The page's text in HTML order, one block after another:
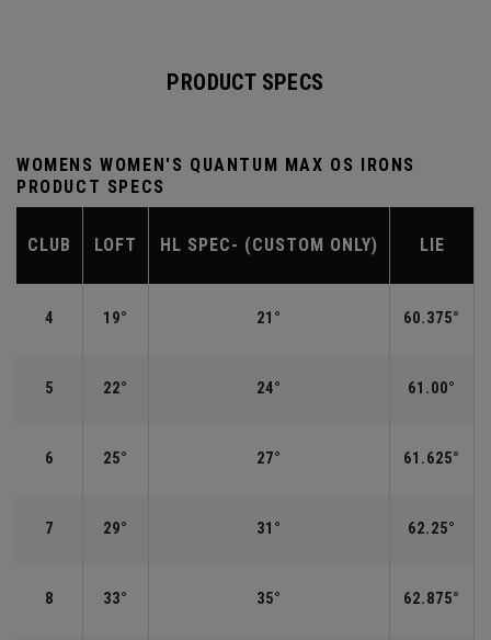
PRODUCT SPECS
WOMENS WOMEN'S QUANTUM MAX OS IRONS
PRODUCT SPECS
CLUB LOFT HL SPEC- (CUSTOM ONLY) LIE
4 19° 21° 60.375°
5 22° 24° 61.00°
6 25° 27° 61.625°
7 29° 31° 62.25°
8 33° 35° 62.875°